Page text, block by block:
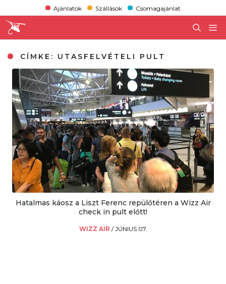
Ajánlatok Szállások Csomagajánlat
CÍMKE: UTASFELVÉTELI PULT
Hatalmas káosz a Liszt Ferenc repülőtéren a Wizz Air
check in pult előtt!
WIZZ AIR /JÚNIUS 07.